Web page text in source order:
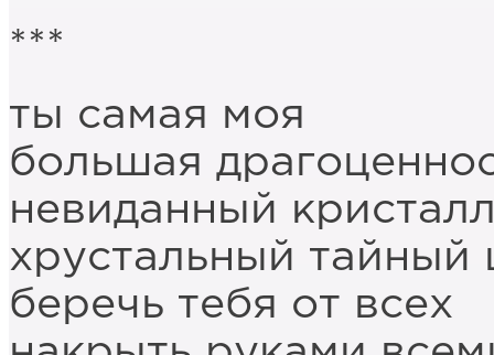
***
ты самая моя
большая
невиданный
хрустальный тайный
беречь тебя от всех